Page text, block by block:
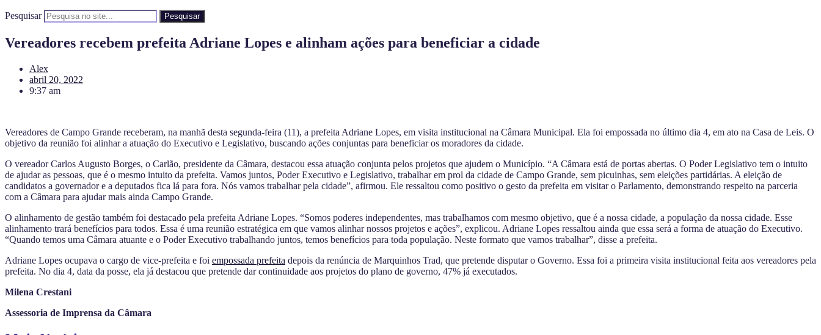
Pesquisar Pesquisar
Vereadores recebem prefeita Adriane Lopes e alinham ações para beneficiar a cidade
Alex
abril 20, 2022
9:37 am
Vereadores de Campo Grande receberam, na manhã desta segunda-feira (11), a prefeita Adriane Lopes, em visita institucional na Câmara Municipal. Ela foi empossada no último dia 4, em ato na Casa de Leis. O
objetivo da reunião foi alinhar a atuação do Executivo e Legislativo, buscando ações conjuntas para beneficiar os moradores da cidade.
O vereador Carlos Augusto Borges, o Carlão, presidente da Câmara, destacou essa atuação conjunta pelos projetos que ajudem o Município. “A Câmara está de portas abertas. O Poder Legislativo tem o intuito
de ajudar as pessoas, que é o mesmo intuito da prefeita. Vamos juntos, Poder Executivo e Legislativo, trabalhar em prol da cidade de Campo Grande, sem picuinhas, sem eleições partidárias. A eleição de
candidatos a governador e a deputados fica lá para fora. Nós vamos trabalhar pela cidade”, afirmou. Ele ressaltou como positivo o gesto da prefeita em visitar o Parlamento, demonstrando respeito na parceria
com a Câmara para ajudar mais ainda Campo Grande.
O alinhamento de gestão também foi destacado pela prefeita Adriane Lopes. “Somos poderes independentes, mas trabalhamos com mesmo objetivo, que é a nossa cidade, a população da nossa cidade. Esse
alinhamento trará benefícios para todos. Essa é uma reunião estratégica em que vamos alinhar nossos projetos e ações”, explicou. Adriane Lopes ressaltou ainda que essa será a forma de atuação do Executivo.
“Quando temos uma Câmara atuante e o Poder Executivo trabalhando juntos, temos benefícios para toda população. Neste formato que vamos trabalhar”, disse a prefeita.
Adriane Lopes ocupava o cargo de vice-prefeita e foi empossada prefeita depois da renúncia de Marquinhos Trad, que pretende disputar o Governo. Essa foi a primeira visita institucional feita aos vereadores pela
prefeita. No dia 4, data da posse, ela já destacou que pretende dar continuidade aos projetos do plano de governo, 47% já executados.
Milena Crestani
Assessoria de Imprensa da Câmara